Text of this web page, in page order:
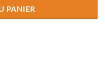
PANIER